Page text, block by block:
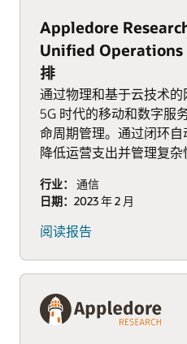
Appledore
Unified Operations
排
通过物理和基于云技术
5G 时代的移动和数字服
命周期管理。通过闭环自
降低运营支出并管理复杂
行业：
通信
日期： 2023 年 2 月
阅读报告